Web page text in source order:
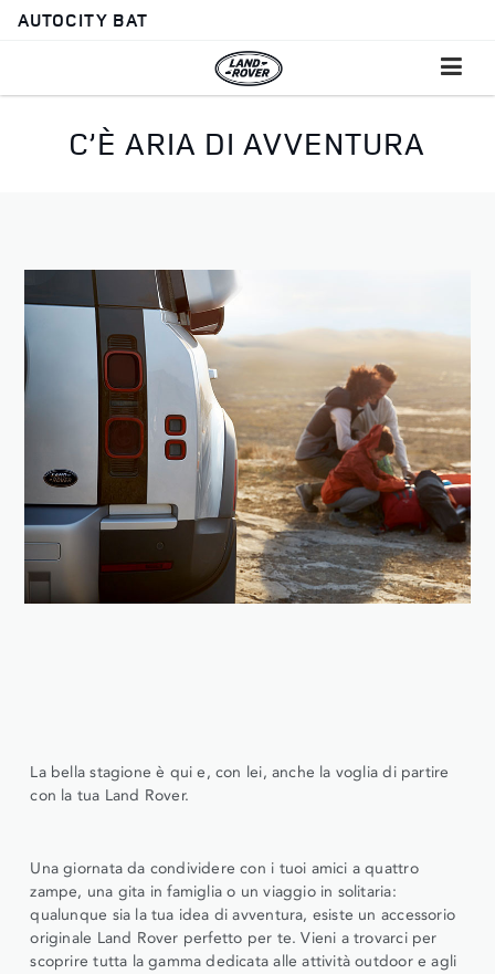
AUTOCITY BAT
C’È ARIA DI AVVENTURA
La bella stagione è qui e, con lei, anche la voglia di partire
con la tua Land Rover.
Una giornata da condividere con i tuoi amici a quattro
zampe, una gita in famiglia o un viaggio in solitaria:
qualunque sia la tua idea di avventura, esiste un accessorio
originale Land Rover perfetto per te. Vieni a trovarci per
scoprire tutta la gamma dedicata alle attività outdoor e agli